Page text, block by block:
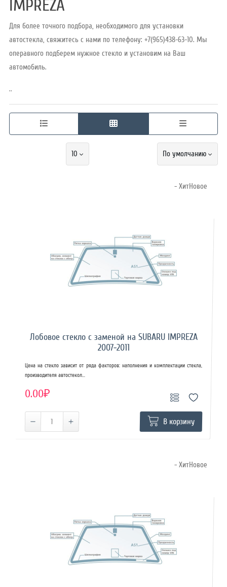
Режим
IMPREZA
Для более точного подбора, необходимого для установки
автостекла, свяжитесь с нами по телефону: +7(965)438-63-10. Мы
операвного подберем нужное стекло и установим на Ваш
автомобиль.
..
10 По умолчанию
- ХитНовое
Лобовое стекло с заменой на SUBARU IMPREZA
2007-2011
Цена на стекло зависит от ряда факторов: наполнения и комплектации стекла,
производителя автостекол...
0.00₽
В корзину
- ХитНовое